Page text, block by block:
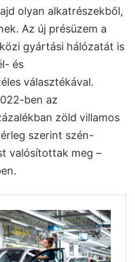
olyan alkatrészekből,
Az új présüzem a
gyártási hálózatát is
és
választékával.
ben az
zöld villamos
szerint szén-
valósítottak meg –